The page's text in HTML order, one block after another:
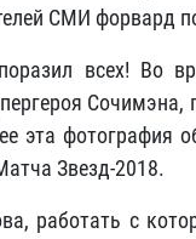
СМИ форвард
всех! Во
эта фотография
Звезд-2018.
работать с